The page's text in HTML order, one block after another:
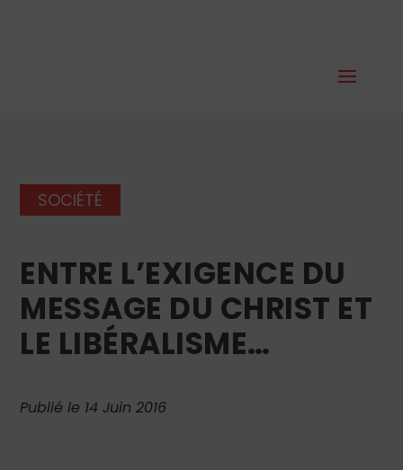
SOCIÉTÉ
ENTRE L’EXIGENCE DU
MESSAGE DU CHRIST ET
LE LIBÉRALISME…
Publié le 14 Juin 2016